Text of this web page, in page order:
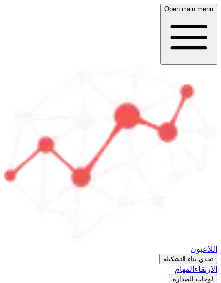
Open main menu
اللاعبون
تحدي بناء التشكيلة
الارتقاء المهام
لوحات الصدارة